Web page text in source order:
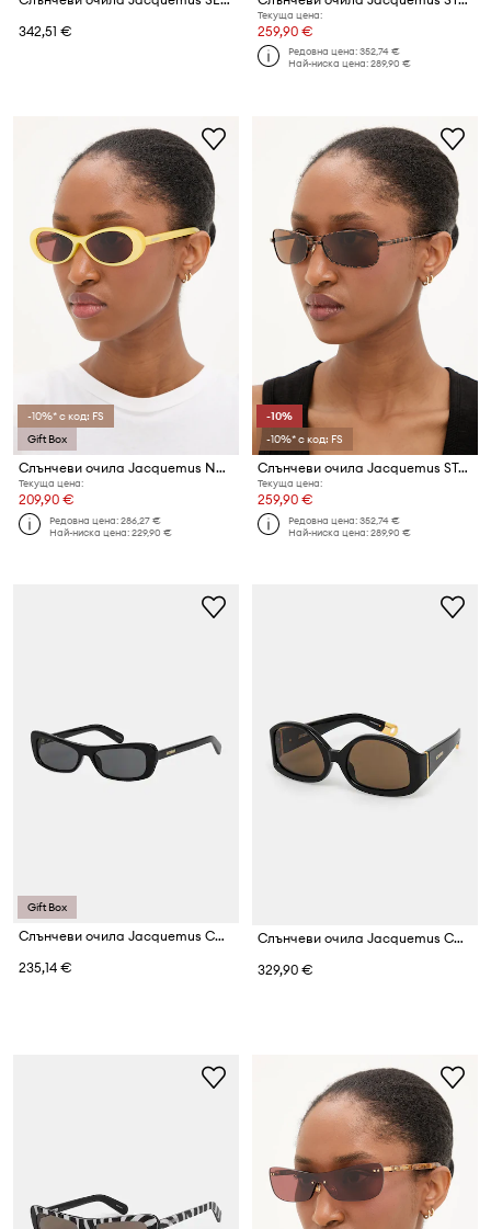
342,51 €
Текуща цена:
259,90 €
Редовна цена:352,74 €
Най-ниска цена:289,90 €
-10%* с код: FS
Gift Box
Слънчеви очила Jacquemus NUVOLA
Текуща цена:
209,90 €
Редовна цена:286,27 €
Най-ниска цена:229,90 €
-10%
-10%* с код: FS
Слънчеви очила Jacquemus STATZIONE
Текуща цена:
259,90 €
Редовна цена:352,74 €
Най-ниска цена:289,90 €
Gift Box
Слънчеви очила Jacquemus CAPRI
235,14 €
Слънчеви очила Jacquemus COLAPSO
329,90 €